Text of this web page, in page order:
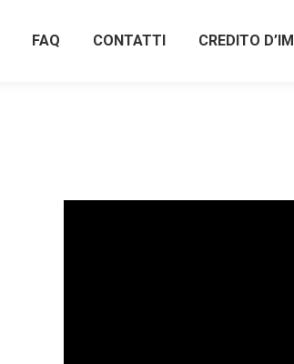
FAQ CONTATTI CREDITO